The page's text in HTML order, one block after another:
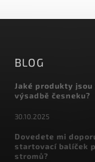
BLOG
Jaké produkty
výsadbě česneku?
30.10.2025
Dovedete mi
startovací balíček
stromů?